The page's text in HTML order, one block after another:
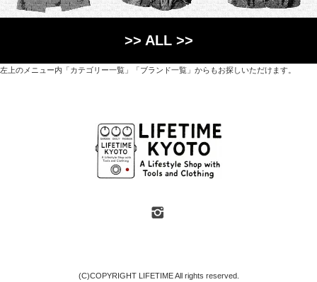
>> ALL >>
左上のメニュー内「カテゴリー一覧」「ブランド一覧」からもお探しいただけます。
オリジナルを含むファッションアイテムが中心の
京都・紫野にあるライフスタイルショップです。
京都府京都市北区紫野上築山町21（1階と2階）
定休日 / 水・日曜
(C)COPYRIGHT LIFETIME All rights reserved.